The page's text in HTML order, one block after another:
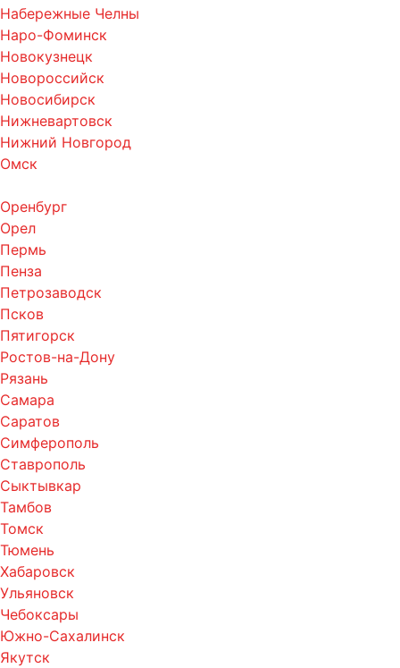
Набережные Челны
Наро-Фоминск
Новокузнецк
Новороссийск
Новосибирск
Нижневартовск
Нижний Новгород
Омск
Оренбург
Орел
Пермь
Пенза
Петрозаводск
Псков
Пятигорск
Ростов-на-Дону
Рязань
Самара
Саратов
Симферополь
Ставрополь
Сыктывкар
Тамбов
Томск
Тюмень
Хабаровск
Ульяновск
Чебоксары
Южно-Сахалинск
Якутск